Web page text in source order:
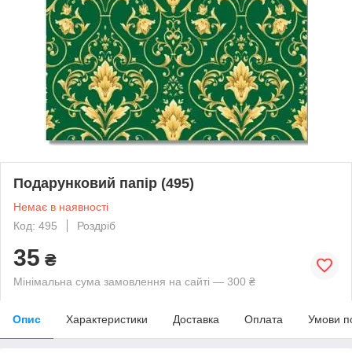
Подарунковий папір (495)
Немає в наявності
Код: 495
Роздріб
35 ₴
Мінімальна сума замовлення на сайті — 300 ₴
Опис Характеристики Доставка Оплата Умови